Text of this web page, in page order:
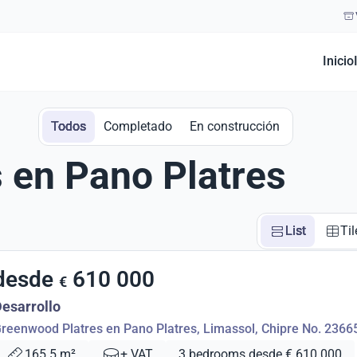
Inicio
Todos Completado En construcción
Pano Platres
List
€610 000
Platres en Pano Platres, Limassol, Chipre No.